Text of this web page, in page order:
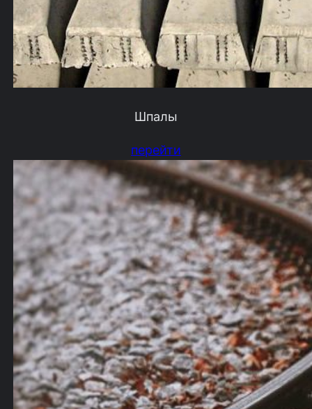
Шпалы
перейти